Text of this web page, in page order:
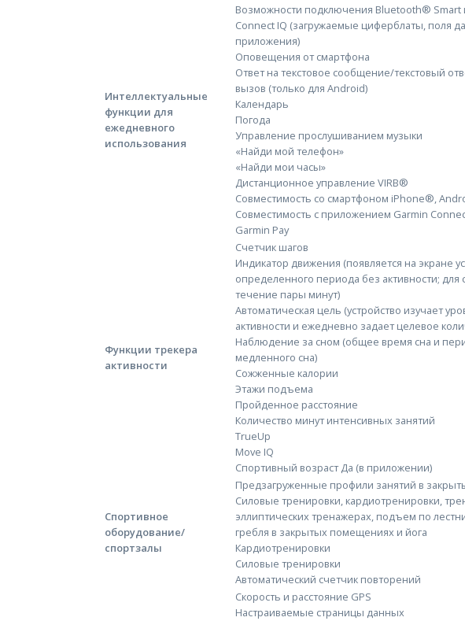
Интеллектуальные
функции для
ежедневного
использования
Возможности подключения Bluetooth® Smart
Connect IQ (загружаемые циферблаты, поля
приложения)
Оповещения от смартфона
Ответ на текстовое сообщение/текстовый
вызов (только для Android)
Календарь
Погода
Управление прослушиванием музыки
«Найди мой телефон»
«Найди мои часы»
Дистанционное управление VIRB®
Совместимость со смартфоном iPhone®,
Совместимость с приложением Garmin
Garmin Pay
Функции трекера
активности
Счетчик шагов
Индикатор движения (появляется на экране
определенного периода без активности; для
течение пары минут)
Автоматическая цель (устройство изучает
активности и ежедневно задает целевое
Наблюдение за сном (общее время сна и
медленного сна)
Сожженные калории
Этажи подъема
Пройденное расстояние
Количество минут интенсивных занятий
TrueUp
Move IQ
Спортивный возраст Да (в приложении)
Спортивное
оборудование/
спортзалы
Предзагруженные профили занятий в
Силовые тренировки, кардиотренировки,
эллиптических тренажерах, подъем по
гребля в закрытых помещениях и йога
Кардиотренировки
Силовые тренировки
Автоматический счетчик повторений
Скорость и расстояние GPS
Настраиваемые страницы данных